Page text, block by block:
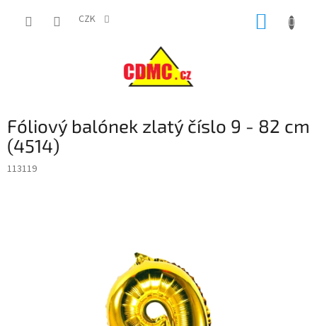
CZK
Fóliový balónek zlatý číslo 9 - 82 cm
(4514)
113119